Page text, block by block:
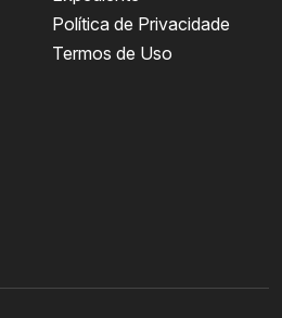
Política de Privacidade
Termos de Uso